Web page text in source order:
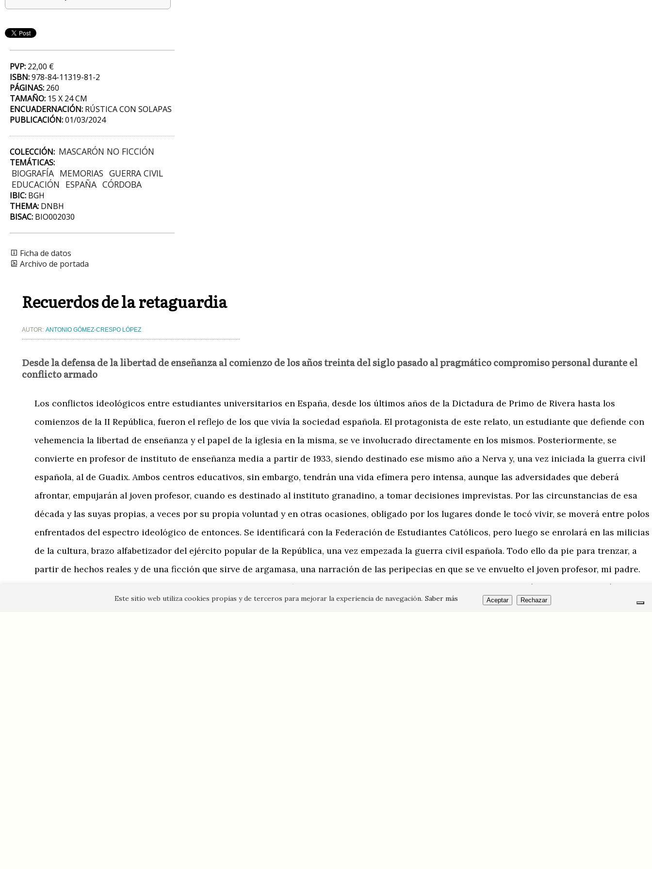
PVP: 22,00 €
ISBN:978-84-11319-81-2
PÁGINAS: 260
TAMAÑO: 15 X 24 CM
ENCUADERNACIÓN: RÚSTICA CON SOLAPAS
PUBLICACIÓN:01/03/2024
COLECCIÓN: MASCARÓN NO FICCIÓN
TEMÁTICAS:
BIOGRAFÍA MEMORIAS GUERRA CIVIL
EDUCACIÓN ESPAÑA CÓRDOBA
IBIC: BGH
THEMA: DNBH
BISAC: BIO002030
Ficha de datos
Archivo de portada
Recuerdos de la retaguardia
AUTOR: ANTONIO GÓMEZ-CRESPO LÓPEZ
Desde la defensa de la libertad de enseñanza al comienzo de los años treinta del siglo pasado al pragmático compromiso personal durante el
conflicto armado
Los conflictos ideológicos entre estudiantes universitarios en España, desde los últimos años de la Dictadura de Primo de Rivera hasta los
comienzos de la II República, fueron el reflejo de los que vivía la sociedad española. El protagonista de este relato, un estudiante que defiende con
vehemencia la libertad de enseñanza y el papel de la iglesia en la misma, se ve involucrado directamente en los mismos. Posteriormente, se
convierte en profesor de instituto de enseñanza media a partir de 1933, siendo destinado ese mismo año a Nerva y, una vez iniciada la guerra civil
española, al de Guadix. Ambos centros educativos, sin embargo, tendrán una vida efímera pero intensa, aunque las adversidades que deberá
afrontar, empujarán al joven profesor, cuando es destinado al instituto granadino, a tomar decisiones imprevistas. Por las circunstancias de esa
década y las suyas propias, a veces por su propia voluntad y en otras ocasiones, obligado por los lugares donde le tocó vivir, se moverá entre polos
enfrentados del espectro ideológico de entonces. Se identificará con la Federación de Estudiantes Católicos, pero luego se enrolará en las milicias
de la cultura, brazo alfabetizador del ejército popular de la República, una vez empezada la guerra civil española. Todo ello da pie para trenzar, a
partir de hechos reales y de una ficción que sirve de argamasa, una narración de las peripecias en que se ve envuelto el joven profesor, mi padre.
Este relato permite añadir otra mirada sobre la memoria histórica de ese periodo, alejada de los frentes de batalla y más centrada en los ámbitos
la retaguardia y de la vida de un docente que se ve inmerso en las angustias y los cambios de comportamiento que provocó el cruel enfrentamiento
Este sitio web utiliza cookies propias y de terceros para mejorar la experiencia de navegación. Saber más Aceptar Rechazar